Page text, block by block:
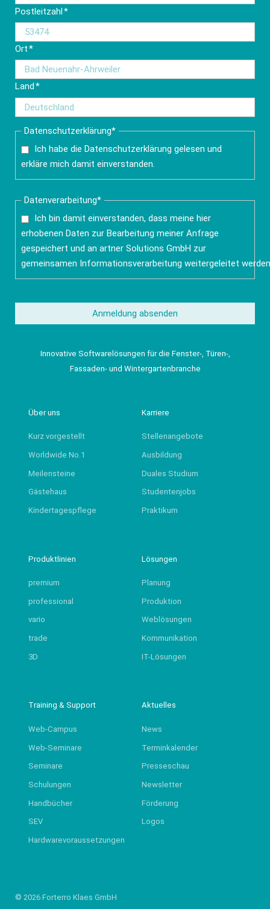
Pflichtfeld
Postleitzahl*
Pflichtfeld
Ort*
Pflichtfeld
Land *
Pflichtfeld
Datenschutzerklärung*
Ich habe dieDatenschutzerklärung gelesen und
erkläre mich damit einverstanden.
Pflichtfeld
Datenverarbeitung*
Ich bin damit einverstanden, dass meine hier
erhobenen Daten zur Bearbeitung meiner Anfrage
gespeichert und an artner Solutions GmbH zur
gemeinsamen Informationsverarbeitung weitergeleitet
Anmeldung absenden
Innovative Softwarelösungen für die Fenster-, Türen-,
Fassaden- und Wintergartenbranche
Über uns
Kurz vorgestellt
Worldwide No.1
Meilensteine
Gästehaus
Kindertagespflege
Karriere
Stellenangebote
Ausbildung
Duales Studium
Studentenjobs
Praktikum
Produktlinien
premium
professional
vario
trade
3D
Lösungen
Planung
Produktion
Weblösungen
Kommunikation
IT-Lösungen
Training & Support
Web-Campus
Web-Seminare
Seminare
Schulungen
Handbücher
SEV
Hardwarevoraussetzungen
Aktuelles
News
Terminkalender
Presseschau
Newsletter
Förderung
Logos
© 2026 Forterro Klaes GmbH